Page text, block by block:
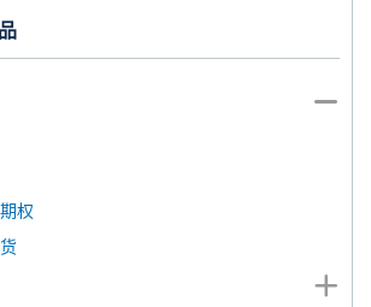
权